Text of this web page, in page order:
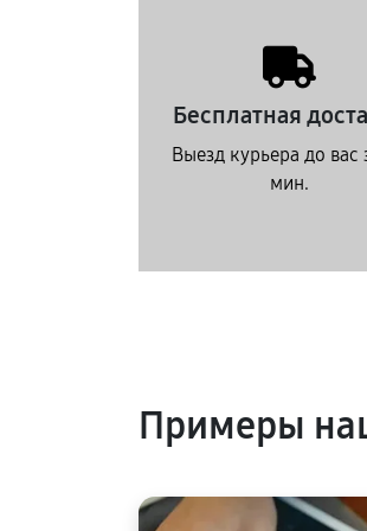
Бесплатная
Выезд курьера до вас
мин.
Примеры